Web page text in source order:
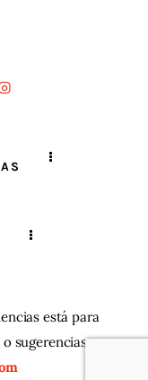
está para
sugerencias